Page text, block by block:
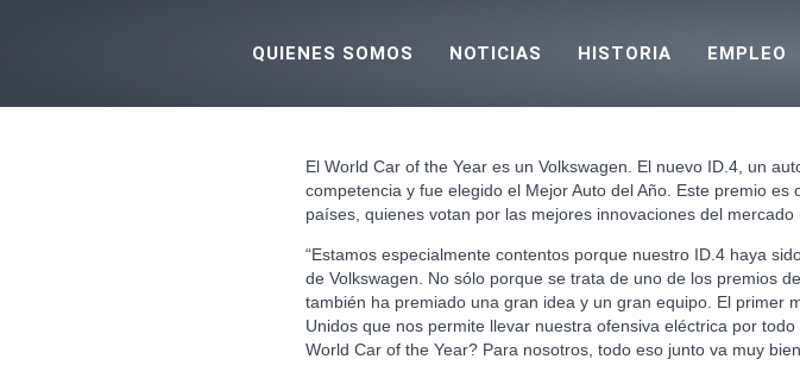
QUIENES SOMOS NOTICIAS HISTORIA EMPLEO
El World Car of the Year es un Volkswagen. El nuevo ID.4, un
competencia y fue elegido el Mejor Auto del Año. Este premio
países, quienes votan por las mejores innovaciones del mercado
“Estamos especialmente contentos porque nuestro ID.4 haya
de Volkswagen. No sólo porque se trata de uno de los premios
también ha premiado una gran idea y un gran equipo. El primer
Unidos que nos permite llevar nuestra ofensiva eléctrica por
World Car of the Year? Para nosotros, todo eso junto va muy